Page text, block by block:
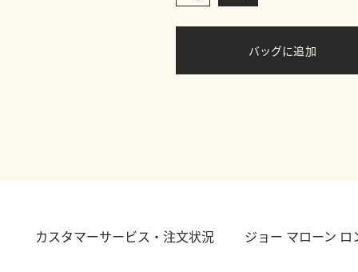
バッグに追加
カスタマーサービス・注文状況 ジョー マローン